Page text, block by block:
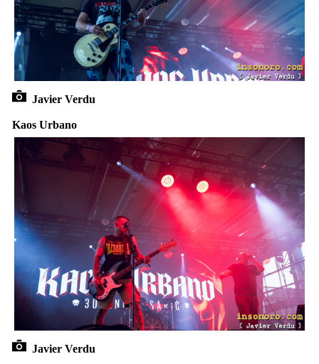
Javier Verdu
Kaos Urbano
Javier Verdu